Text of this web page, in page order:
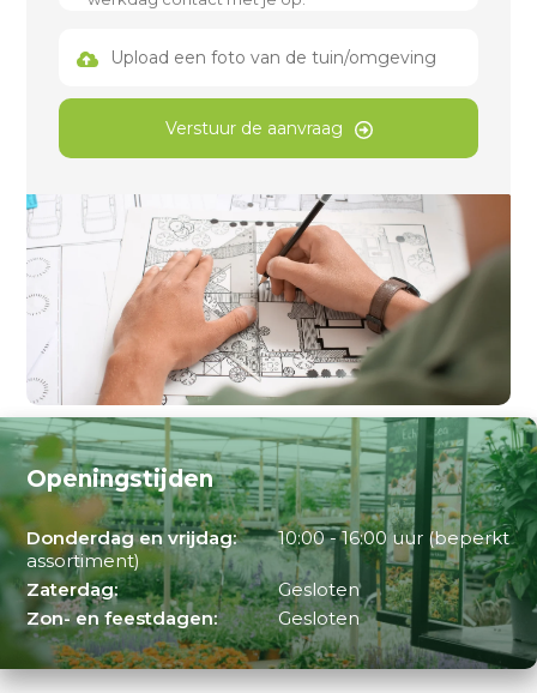
Upload een foto van de tuin/omgeving
Verstuur de aanvraag
Openingstijden
Donderdag en vrijdag:
10:00 - 16:00 uur (beperkt
assortiment)
Zaterdag:
Gesloten
Zon- en feestdagen:
Gesloten